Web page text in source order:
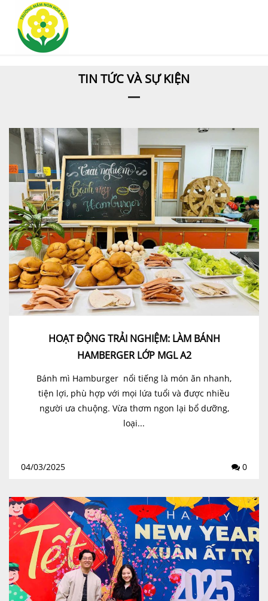
TIN TỨC VÀ SỰ KIỆN
HOẠT ĐỘNG TRẢI NGHIỆM: LÀM BÁNH
HAMBERGER LỚP MGL A2
Bánh mì Hamburger nổi tiếng là món ăn nhanh,
tiện lợi, phù hợp với mọi lứa tuổi và được nhiều
người ưa chuộng. Vừa thơm ngon lại bổ dưỡng,
loại...
04/03/2025 0